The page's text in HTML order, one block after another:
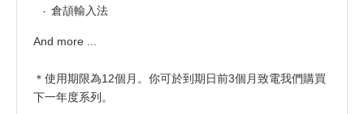
倉頡輸入法
And more ...
＊使用期限為12個月。你可於到期日前3個月致電我們購買
下一年度系列。